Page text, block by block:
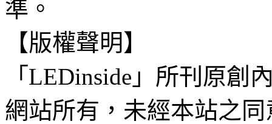
準。
【版權聲明】
「LEDinside」所刊原創
網站所有，未經本站之